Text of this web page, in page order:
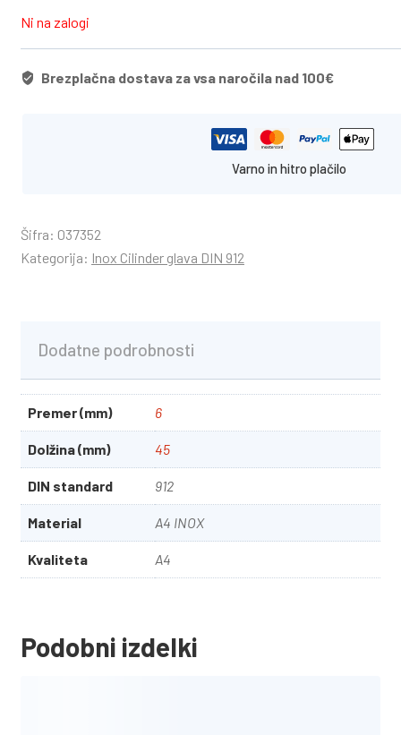
Ni na zalogi
Brezplačna dostava za vsa naročila nad 100€
Varno in hitro plačilo
Šifra: 037352
Kategorija: Inox Cilinder glava DIN 912
Dodatne podrobnosti
Premer (mm) 6
Dolžina (mm) 45
DIN standard 912
Material A4 INOX
Kvaliteta A4
Podobni izdelki